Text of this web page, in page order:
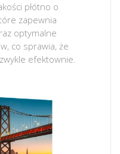
płótno o
zapewnia
optymalne
co sprawia, że
efektownie.